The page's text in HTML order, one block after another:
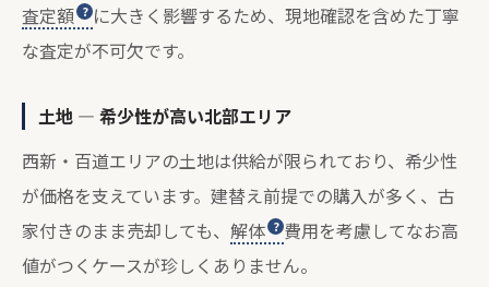
査定額
に大きく影響するため、現地確認を含めた丁寧
な査定が不可欠です。
土地 — 希少性が高い北部エリア
西新・百道エリアの土地は供給が限られており、希少性
が価格を支えています。建替え前提での購入が多く、古
家付きのまま売却しても、 解体
費用を考慮してなお高
値がつくケースが珍しくありません。